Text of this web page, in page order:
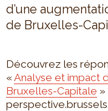
d’une
de Bruxelles-
Découvrez les
« Analyse et impact
Bruxelles-Capitale »
perspective.brussels.